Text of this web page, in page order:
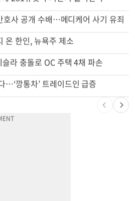
호사 공개 수배…메디케어 사기 유죄
온 한인, 뉴욕주 제소
라 충돌로 OC 주택 4채 파손
…‘깡통차’ 트레이드인 급증